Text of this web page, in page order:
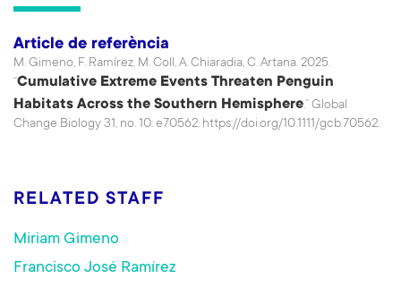
Article de referència
M. Gimeno, F. Ramírez, M. Coll, A. Chiaradia, C. Artana. 2025.
“Cumulative Extreme Events Threaten Penguin
Habitats Across the Southern Hemisphere.” Global
Change Biology 31, no. 10: e70562. https://doi.org/10.1111/gcb.70562.
RELATED STAFF
Miriam Gimeno
Francisco José Ramírez